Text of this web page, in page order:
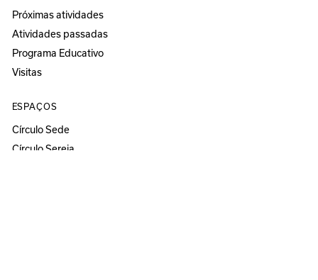
Próximas atividades
Atividades passadas
Programa Educativo
Visitas
ESPAÇOS
Círculo Sede
Círculo Sereia